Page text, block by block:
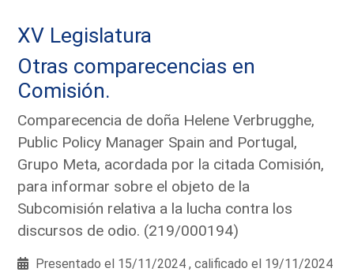
XV Legislatura
Otras comparecencias en
Comisión.
Comparecencia de doña Helene Verbrugghe,
Public Policy Manager Spain and Portugal,
Grupo Meta, acordada por la citada Comisión,
para informar sobre el objeto de la
Subcomisión relativa a la lucha contra los
discursos de odio. (219/000194)
Presentado el 15/11/2024 , calificado el 19/11/2024